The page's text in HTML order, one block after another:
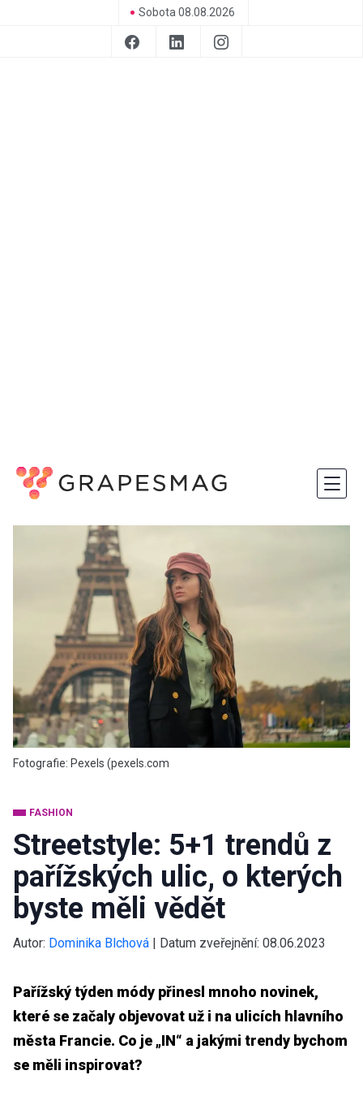
Sobota 08.08.2026
Fotografie: Pexels (pexels.com
FASHION
Streetstyle: 5+1 trendů z
pařížských ulic, o kterých
byste měli vědět
Autor: Dominika Blchová | Datum zveřejnění: 08.06.2023
Pařížský týden módy přinesl mnoho novinek,
které se začaly objevovat už i na ulicích hlavního
města Francie. Co je „IN“ a jakými trendy bychom
se měli inspirovat?